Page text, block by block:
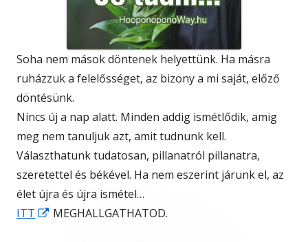
Soha nem mások döntenek helyettünk. Ha másra
ruházzuk a felelősséget, az bizony a mi saját, előző
döntésünk.
Nincs új a nap alatt. Minden addig ismétlődik, amig
meg nem tanuljuk azt, amit tudnunk kell.
Választhatunk tudatosan, pillanatról pillanatra,
szeretettel és békével. Ha nem eszerint járunk el, az
élet újra és újra ismétel…
ITT
Opens
MEGHALLGATHATOD.